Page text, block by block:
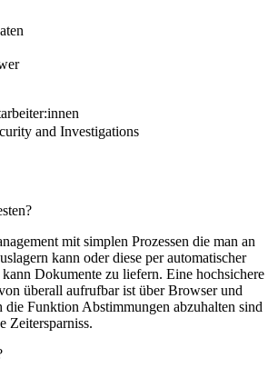
and Investigations
mit simplen Prozessen die man an
kann oder diese per automatischer
kann Dokumente zu liefern. Eine hochsichere
überall aufrufbar ist über Browser und
die Funktion Abstimmungen abzuhalten sind
Zeitersparniss.